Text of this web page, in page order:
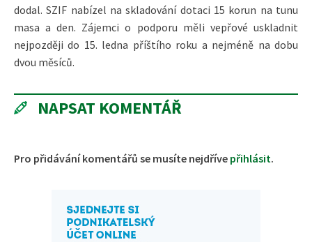
dodal. SZIF nabízel na skladování dotaci 15 korun na tunu
masa a den. Zájemci o podporu měli vepřové uskladnit
nejpozději do 15. ledna příštího roku a nejméně na dobu
dvou měsíců.
NAPSAT KOMENTÁŘ
Pro přidávání komentářů se musíte nejdříve přihlásit.